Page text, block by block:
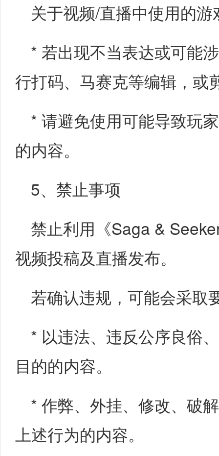
关于视频/直播中使用的
* 若出现不当表达或可能
行打码、马赛克等编辑，或
* 请避免使用可能导致玩
的内容。
5、禁止事项
禁止利用《Saga &
视频投稿及直播发布。
若确认违规，可能会采取
* 以违法、违反公序良俗
目的的内容。
* 作弊、外挂、修改、破
上述行为的内容。